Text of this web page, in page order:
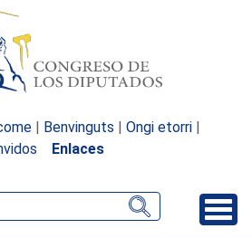
| Benvinguts | Ongi etorri |
Enlaces